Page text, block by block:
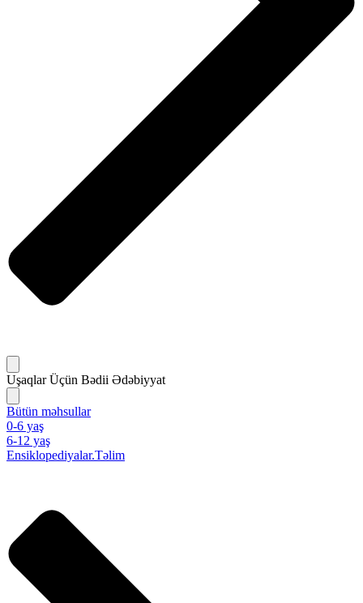
Uşaqlar Üçün Bədii Ədəbiyyat
Bütün məhsullar
0-6 yaş
6-12 yaş
Ensiklopediyalar.Təlim